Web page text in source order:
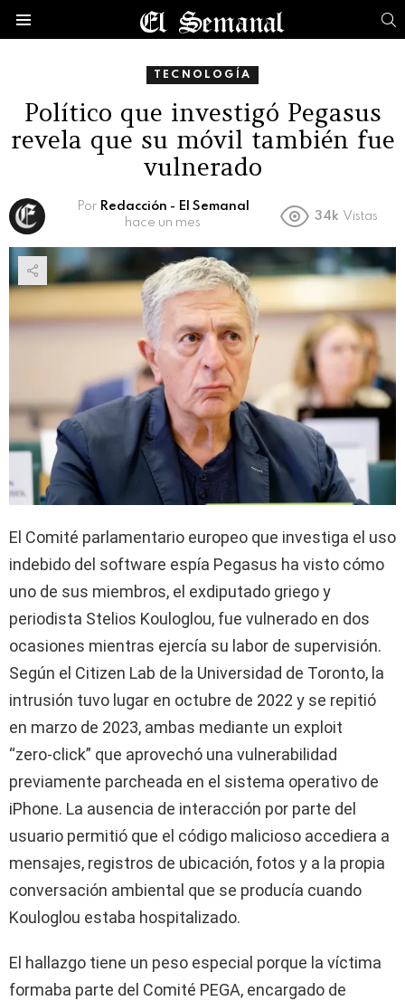
TECNOLOGÍA
Político que investigó Pegasus
revela que su móvil también fue
vulnerado
Por Redacción - El Semanal
hace un mes
34k Vistas
El Comité parlamentario europeo que investiga el uso
indebido del software espía Pegasus ha visto cómo
uno de sus miembros, el exdiputado griego y
periodista Stelios Kouloglou, fue vulnerado en dos
ocasiones mientras ejercía su labor de supervisión.
Según el Citizen Lab de la Universidad de Toronto, la
intrusión tuvo lugar en octubre de 2022 y se repitió
en marzo de 2023, ambas mediante un exploit
“zero‑click” que aprovechó una vulnerabilidad
previamente parcheada en el sistema operativo de
iPhone. La ausencia de interacción por parte del
usuario permitió que el código malicioso accediera a
mensajes, registros de ubicación, fotos y a la propia
conversación ambiental que se producía cuando
Kouloglou estaba hospitalizado.
El hallazgo tiene un peso especial porque la víctima
formaba parte del Comité PEGA, encargado de